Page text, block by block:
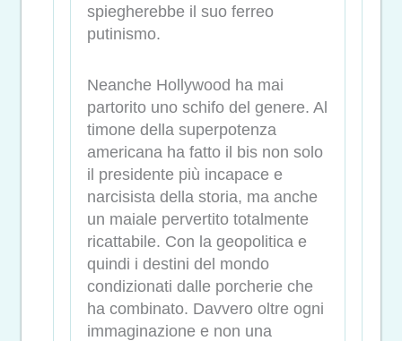
spiegherebbe il suo ferreo
putinismo.
Neanche Hollywood ha mai
partorito uno schifo del genere. Al
timone della superpotenza
americana ha fatto il bis non solo
il presidente più incapace e
narcisista della storia, ma anche
un maiale pervertito totalmente
ricattabile. Con la geopolitica e
quindi i destini del mondo
condizionati dalle porcherie che
ha combinato. Davvero oltre ogni
immaginazione e non una